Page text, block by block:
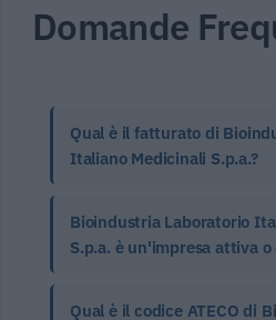
Domande
Qual è il fatturato di
Italiano Medicinali S.p.a.?
Bioindustria Laboratorio
S.p.a. è un'impresa attiva o
Qual è il codice ATECO di